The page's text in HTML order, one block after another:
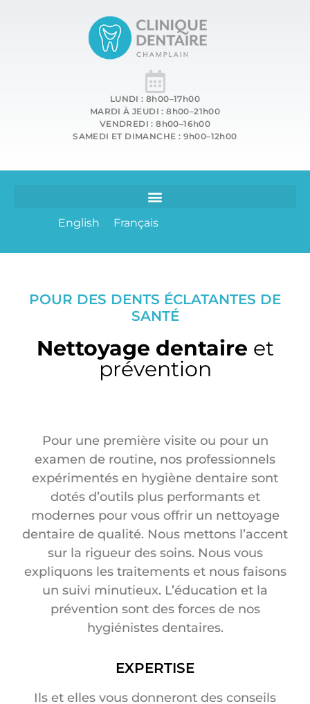
LUNDI : 8h00–17h00
MARDI À JEUDI : 8h00–21h00
VENDREDI : 8h00–16h00
SAMEDI ET DIMANCHE : 9h00–12h00
English Français
POUR DES DENTS ÉCLATANTES DE
SANTÉ
Nettoyage dentaire et
prévention
Pour une première visite ou pour un
examen de routine, nos professionnels
expérimentés en hygiène dentaire sont
dotés d’outils plus performants et
modernes pour vous offrir un nettoyage
dentaire de qualité. Nous mettons l’accent
sur la rigueur des soins. Nous vous
expliquons les traitements et nous faisons
un suivi minutieux. L’éducation et la
prévention sont des forces de nos
hygiénistes dentaires.
EXPERTISE
Ils et elles vous donneront des conseils